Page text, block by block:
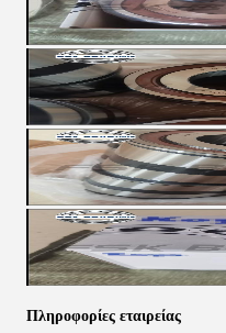
Πληροφορίες εταιρείας